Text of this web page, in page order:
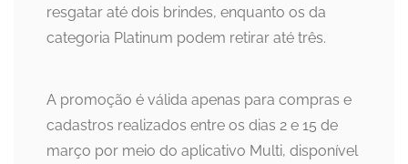
resgatar até dois brindes, enquanto os da
categoria Platinum podem retirar até três.
A promoção é válida apenas para compras e
cadastros realizados entre os dias 2 e 15 de
março por meio do aplicativo Multi, disponível